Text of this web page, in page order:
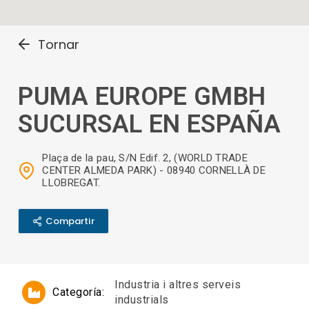
Tornar
PUMA EUROPE GMBH
SUCURSAL EN ESPAÑA
Plaça de la pau, S/N Edif. 2, (WORLD TRADE
CENTER ALMEDA PARK) - 08940 CORNELLÀ DE
LLOBREGAT.
Compartir
Categoría:
Industria i altres serveis
industrials